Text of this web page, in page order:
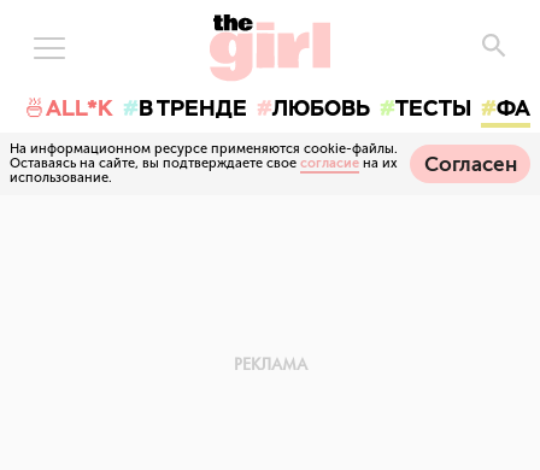
🍜ALL*K В ТРЕНДЕ ЛЮБОВЬ ТЕСТЫ
На информационном ресурсе применяются cookie-файлы.
Оставаясь на сайте, вы подтверждаете свое согласие на их
использование.
Согласен